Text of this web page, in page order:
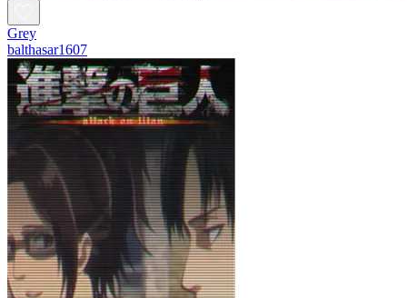
Grey
balthasar1607